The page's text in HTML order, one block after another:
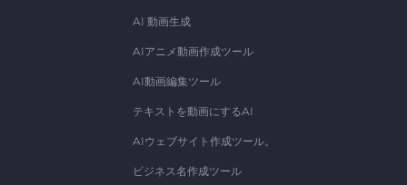
AI 動画生成
AIアニメ動画作成ツール
AI動画編集ツール
テキストを動画にするAI
AIウェブサイト作成ツール。
ビジネス名作成ツール